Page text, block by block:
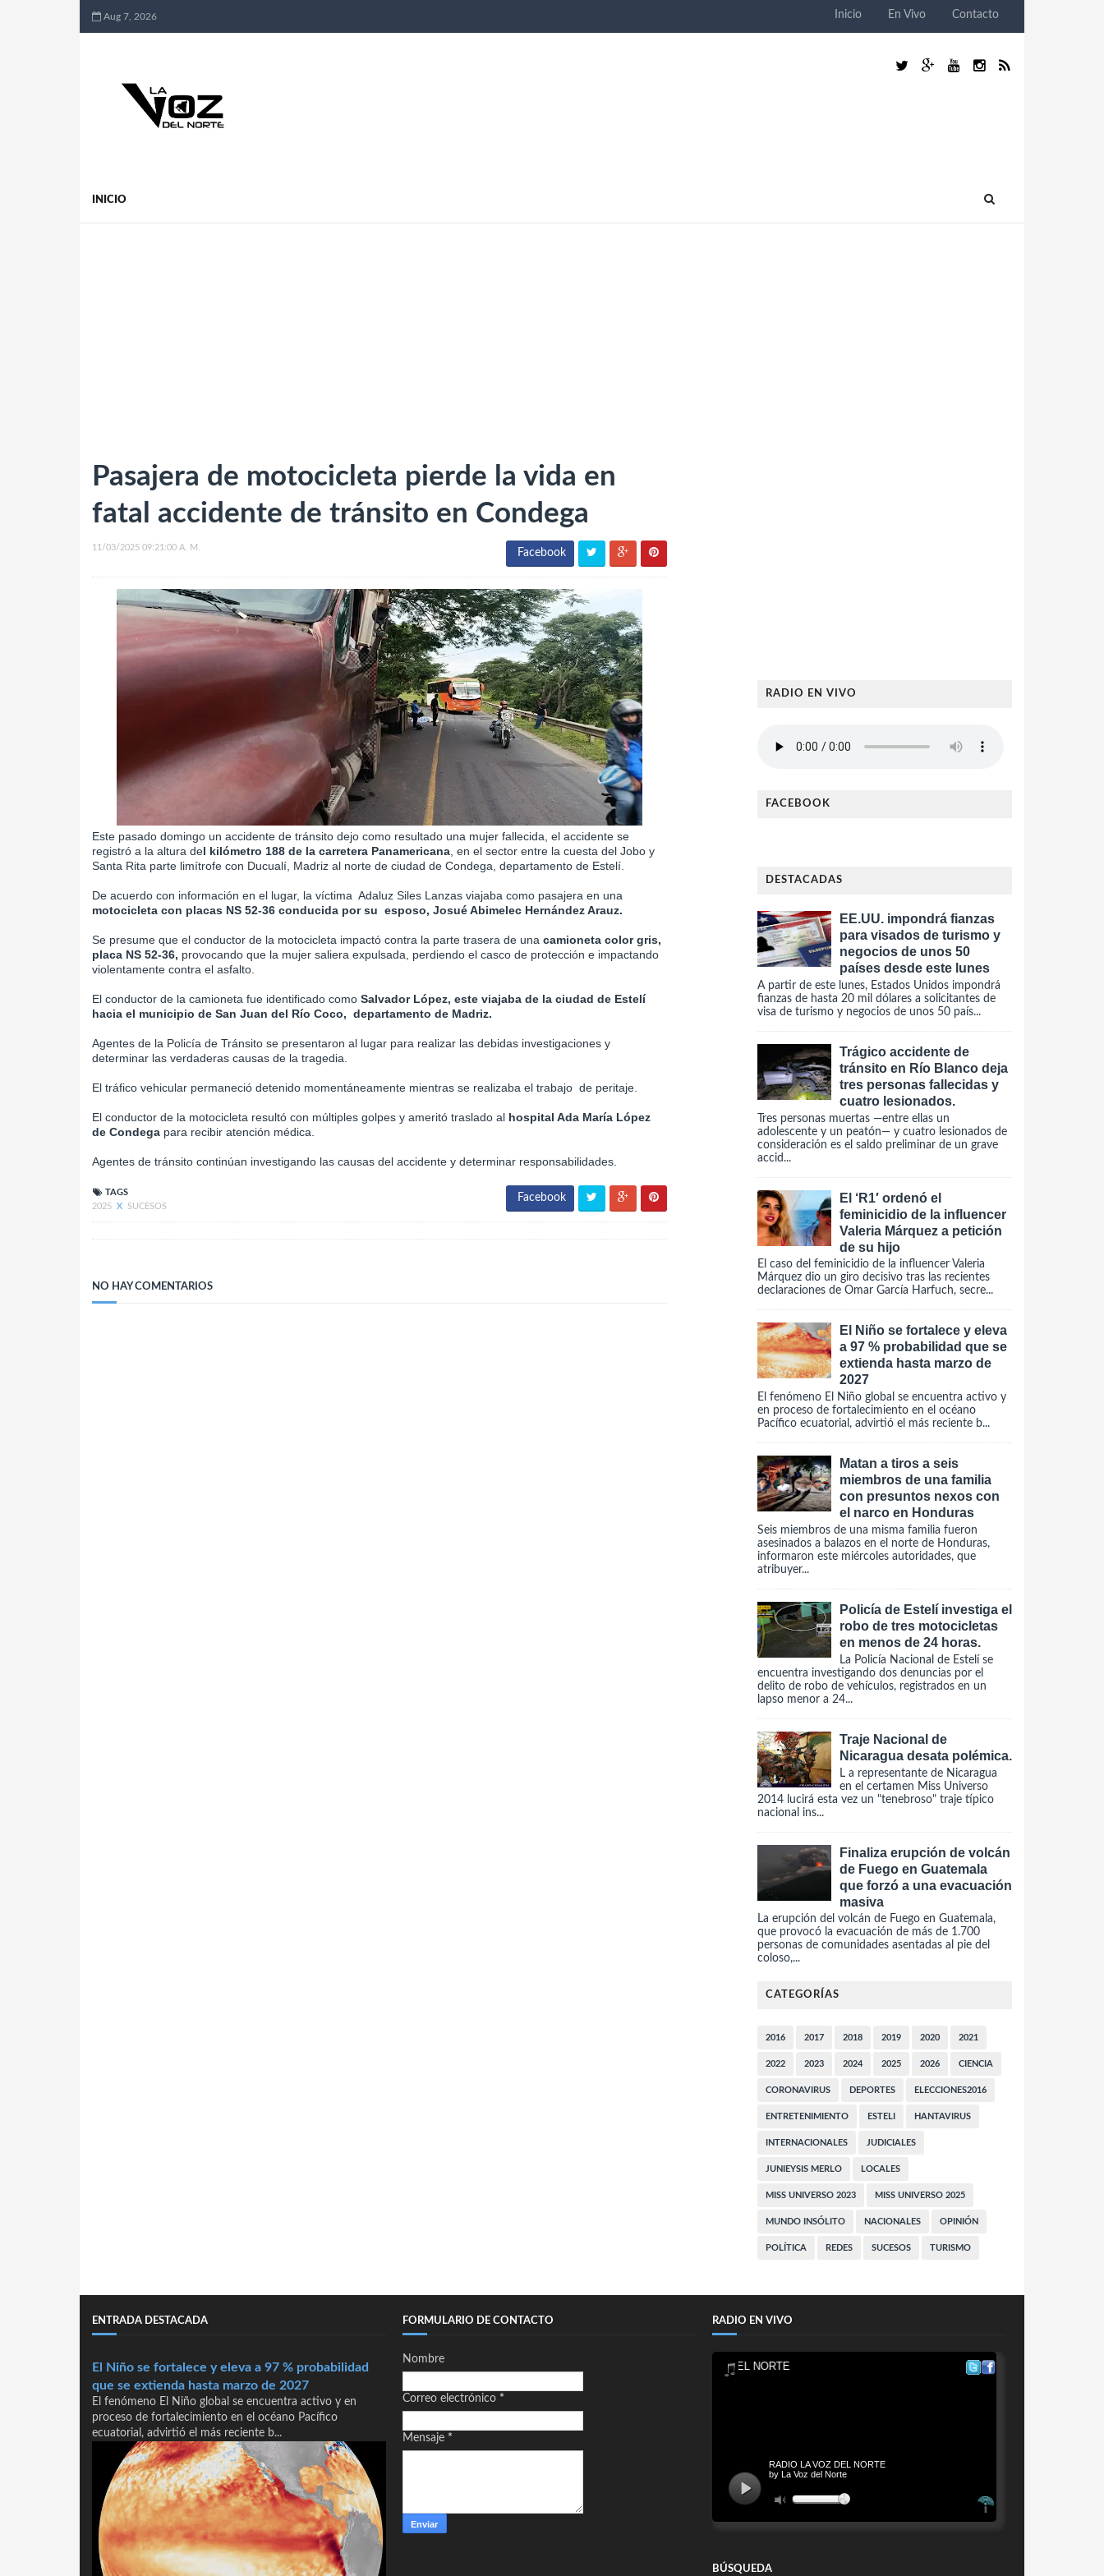
Aug 7, 2026 Inicio En Vivo Contacto
INICIO
Pasajera de motocicleta pierde la vida en
fatal accidente de tránsito en Condega
11/03/2025 09:21:00 A. M. Facebook
Este pasado domingo un accidente de tránsito dejo como resultado una mujer fallecida, el accidente se
registró a la altura del kilómetro 188 de la carretera Panamericana , en el sector entre la cuesta del Jobo y
Santa Rita parte limítrofe con Ducualí, Madriz al norte de ciudad de Condega, departamento de Estelí.
De acuerdo con información en el lugar, la víctima Adaluz Siles Lanzas viajaba como pasajera en una
motocicleta con placas NS 52-36 conducida por su esposo, Josué Abimelec Hernández Arauz.
Se presume que el conductor de la motocicleta impactó contra la parte trasera de una camioneta color gris,
placa NS 52-36, provocando que la mujer saliera expulsada, perdiendo el casco de protección e impactando
violentamente contra el asfalto.
El conductor de la camioneta fue identificado como Salvador López, este viajaba de la ciudad de Estelí
hacia el municipio de San Juan del Río Coco, departamento de Madriz.
Agentes de la Policía de Tránsito se presentaron al lugar para realizar las debidas investigaciones y
determinar las verdaderas causas de la tragedia.
El tráfico vehicular permaneció detenido momentáneamente mientras se realizaba el trabajo de peritaje.
El conductor de la motocicleta resultó con múltiples golpes y ameritó traslado al hospital Ada María López
de Condega para recibir atención médica.
Agentes de tránsito continúan investigando las causas del accidente y determinar responsabilidades.
TAGS
2025 X SUCESOS
Facebook
NO HAY COMENTARIOS
RADIO EN VIVO
FACEBOOK
DESTACADAS
EE.UU. impondrá fianzas
para visados de turismo y
negocios de unos 50
países desde este lunes
A partir de este lunes, Estados Unidos impondrá
fianzas de hasta 20 mil dólares a solicitantes de
visa de turismo y negocios de unos 50 país...
Trágico accidente de
tránsito en Río Blanco deja
tres personas fallecidas y
cuatro lesionados.
Tres personas muertas —entre ellas un
adolescente y un peatón— y cuatro lesionados de
consideración es el saldo preliminar de un grave
accid...
El ‘R1′ ordenó el
feminicidio de la influencer
Valeria Márquez a petición
de su hijo
El caso del feminicidio de la influencer Valeria
Márquez dio un giro decisivo tras las recientes
declaraciones de Omar García Harfuch, secre...
El Niño se fortalece y eleva
a 97 % probabilidad que se
extienda hasta marzo de
2027
El fenómeno El Niño global se encuentra activo y
en proceso de fortalecimiento en el océano
Pacífico ecuatorial, advirtió el más reciente b...
Matan a tiros a seis
miembros de una familia
con presuntos nexos con
el narco en Honduras
Seis miembros de una misma familia fueron
asesinados a balazos en el norte de Honduras,
informaron este miércoles autoridades, que
atribuyer...
Policía de Estelí investiga el
robo de tres motocicletas
en menos de 24 horas.
La Policía Nacional de Estelí se
encuentra investigando dos denuncias por el
delito de robo de vehículos, registrados en un
lapso menor a 24...
Traje Nacional de
Nicaragua desata polémica.
L a representante de Nicaragua
en el certamen Miss Universo
2014 lucirá esta vez un "tenebroso" traje típico
nacional ins...
Finaliza erupción de volcán
de Fuego en Guatemala
que forzó a una evacuación
masiva
La erupción del volcán de Fuego en Guatemala,
que provocó la evacuación de más de 1.700
personas de comunidades asentadas al pie del
coloso,...
CATEGORÍAS
2016 2017 2018 2019 2020 2021
2022 2023 2024 2025 2026 CIENCIA
CORONAVIRUS DEPORTES ELECCIONES2016
ENTRETENIMIENTO ESTELI HANTAVIRUS
INTERNACIONALES JUDICIALES
JUNIEYSIS MERLO LOCALES
MISS UNIVERSO 2023 MISS UNIVERSO 2025
MUNDO INSÓLITO NACIONALES OPINIÓN
POLÍTICA REDES SUCESOS TURISMO
ENTRADA DESTACADA
El Niño se fortalece y eleva a 97 % probabilidad
que se extienda hasta marzo de 2027
El fenómeno El Niño global se encuentra activo y en
proceso de fortalecimiento en el océano Pacífico
ecuatorial, advirtió el más reciente b...
FORMULARIO DE CONTACTO
Nombre
Correo electrónico *
Mensaje *
RADIO EN VIVO
BÚSQUEDA